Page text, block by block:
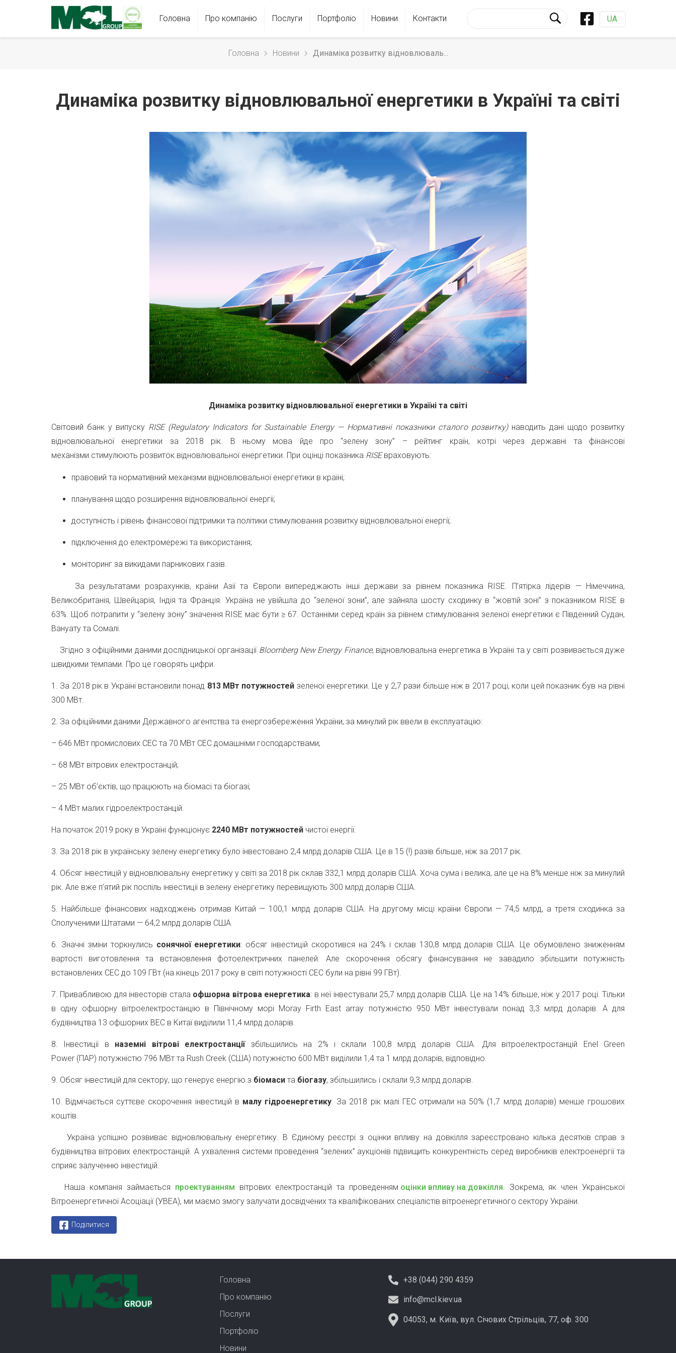
Головна Про компанію Послуги Портфолiо Новини Контакти UA
Головна Новини Динаміка розвитку відновлюваль...
Динаміка розвитку відновлювальної енергетики в Україні та світі
Динаміка розвитку відновлювальної енергетики в Україні та світі
Світовий банк у випуску RISE (Regulatory Indicators for Sustainable Energy — Нормативні показники сталого розвитку)наводить дані щодо розвитку
відновлювальної енергетики за 2018 рік. В ньому мова йде про “зелену зону” – рейтинг країн, котрі через державні та фінансові
механізми стимулюють розвиток відновлювальної енергетики. При оцінці показника RISEвраховують:
правовий та нормативний механізми відновлювальної енергетики в країні;
планування щодо розширення відновлювальної енергії;
доступність і рівень фінансової підтримки та політики стимулювання розвитку відновлювальної енергії;
підключення до електромережі та використання;
моніторинг за викидами парникових газів.
За результатами розрахунків, країни Азії та Європи випереджають інші держави за рівнем показника RISE. П’ятірка лідерів — Німеччина,
Великобританія, Швейцарія, Індія та Франція. Україна не увійшла до “зеленої зони”, але зайняла шосту сходинку в “жовтій зоні” з показником RISE в
63%. Щоб потрапити у “зелену зону” значення RISE має бути ≥ 67. Останніми серед країн за рівнем стимулювання зеленої енергетики є Південний Судан,
Вануату та Сомалі.
Згідно з офіційними даними дослідницької організації Bloomberg New Energy Finance, відновлювальна енергетика в Україні та у світі розвивається дуже
швидкими темпами. Про це говорять цифри.
1. За 2018 рік в Україні встановили понад 813 МВт потужностей зеленої енергетики. Це у 2,7 рази більше ніж в 2017 році, коли цей показник був на рівні
300 МВт.
2. За офіційними даними Державного агентства та енергозбереження України, за минулий рік ввели в експлуатацію:
– 646 МВт промислових СЕС та 70 МВт СЕС домашніми господарствами;
– 68 МВт вітрових електростанцій;
– 25 МВт об’єктів, що працюють на біомасі та біогазі;
– 4 МВт малих гідроелектростанцій.
На початок 2019 року в Україні функціонує 2240 МВт потужностей чистої енергії.
3. За 2018 рік в українську зелену енергетику було інвестовано 2,4 млрд доларів США. Це в 15 (!) разів більше, ніж за 2017 рік.
4. Обсяг інвестицій у відновлювальну енергетику у світі за 2018 рік склав 332,1 млрд доларів США. Хоча сума і велика, але це на 8% менше ніж за минулий
рік. Але вже п’ятий рік поспіль інвестиції в зелену енергетику перевищують 300 млрд доларів США.
5. Найбільше фінансових надходжень отримав Китай — 100,1 млрд доларів США. На другому місці країни Європи — 74,5 млрд, а третя сходинка за
Сполученими Штатами — 64,2 млрд доларів США.
6. Значні зміни торкнулись сонячної енергетики: обсяг інвестицій скоротився на 24% і склав 130,8 млрд доларів США. Це обумовлено зниженням
вартості виготовлення та встановлення фотоелектричних панелей. Але скорочення обсягу фінансування не завадило збільшити потужність
встановлених СЕС до 109 ГВт (на кінець 2017 року в світі потужності СЕС були на рівні 99 ГВт).
7. Привабливою для інвесторів стала офшорна вітрова енергетика: в неї інвестували 25,7 млрд доларів США. Це на 14% більше, ніж у 2017 році. Тільки
в одну офшорну вітроелектростанцію в Північному морі Moray Firth East array потужністю 950 МВт інвестували понад 3,3 млрд доларів. А для
будівництва 13 офшорних ВЕС в Китаї виділили 11,4 млрд доларів.
8. Інвестиції в наземні вітрові електростанціїзбільшились на 2% і склали 100,8 млрд доларів США. Для вітроелектростанцій Enel Green
Power (ПАР) потужністю 796 МВт та Rush Creek (США) потужністю 600 МВт виділили 1,4 та 1 млрд доларів, відповідно.
9. Обсяг інвестицій для сектору, що генерує енергію з біомаси та біогазу, збільшились і склали 9,3 млрд доларів.
10. Відмічається суттєве скорочення інвестицій в малу гідроенергетику. За 2018 рік малі ГЕС отримали на 50% (1,7 млрд доларів) менше грошових
коштів.
Україна успішно розвиває відновлювальну енергетику. В Єдиному реєстрі з оцінки впливу на довкілля зареєстровано кілька десятків справ з
будівництва вітрових електростанцій. А ухвалення системи проведення “зелених” аукціонів підвищить конкурентність серед виробників електроенергії та
сприяє залученню інвестицій.
Наша компанія займається проектуванням вітрових електростанцій та проведенням оцінки впливу на довкілля. Зокрема, як член Української
Вітроенергетичної Асоціації (УВЕА), ми маємо змогу залучати досвідчених та кваліфікованих спеціалістів вітроенергетичного сектору України.
Поділитися
Головна
Про компанію
Послуги
Портфолiо
Новини
+38 (044) 290 4359
info@mcl.kiev.ua
04053, м. Київ, вул. Січових Стрільців, 77, оф. 300